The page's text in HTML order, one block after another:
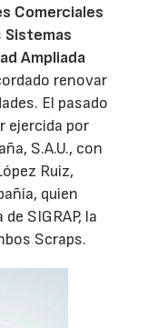
Comerciales
Sistemas
Ampliada
renovar
El pasado
ejercida por
S.A.U., con
Ruiz,
quien
SIGRAP, la
Scraps.